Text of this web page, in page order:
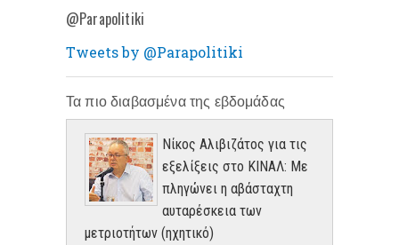
@Parapolitiki
Tweets by @Parapolitiki
Τα πιο διαβασμένα της εβδομάδας
Νίκος Αλιβιζάτος για τις
εξελίξεις στο ΚΙΝΑΛ: Με
πληγώνει η αβάσταχτη
αυταρέσκεια των
μετριοτήτων (ηχητικό)